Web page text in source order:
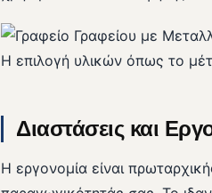
Η επιλογή υλικών όπως το
Διαστάσεις και
Η εργονομία είναι